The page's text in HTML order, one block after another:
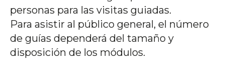
personas para las visitas guiadas.
Para asistir al público general, el número
de guías dependerá del tamaño y
disposición de los módulos.